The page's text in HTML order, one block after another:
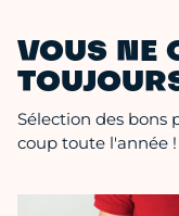
VOUS NE
Sélection des bons
coup toute l'année !